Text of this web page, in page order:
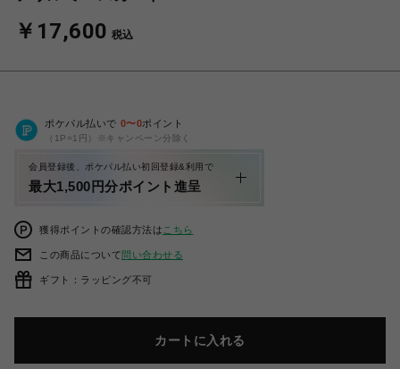
￥17,600 税込
ポケパル払いで 0〜0ポイント
（1P=1円）※キャンペーン分除く
会員登録後、ポケパル払い初回登録&利用で
最大1,500円分ポイント進呈
獲得ポイントの確認方法は こちら
この商品について問い合わせる
ギフト：ラッピング不可
カートに入れる